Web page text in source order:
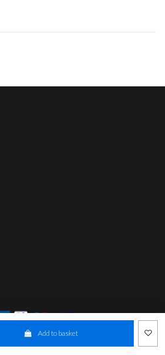
Add to basket
SAD @ Desarrollado por Conecta Software